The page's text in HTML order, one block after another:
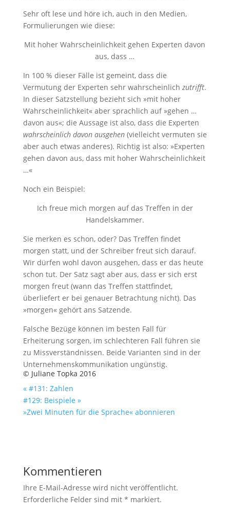
Sehr oft lese und höre ich, auch in den Medien,
Formulierungen wie diese:
Mit hoher Wahrscheinlichkeit gehen Experten davon
aus, dass …
In 100 % dieser Fälle ist gemeint, dass die
Vermutung der Experten sehr wahrscheinlich zutrifft.
In dieser Satzstellung bezieht sich »mit hoher
Wahrscheinlichkeit« aber sprachlich auf »gehen …
davon aus«; die Aussage ist also, dass die Experten
wahrscheinlich davon ausgehen(vielleicht vermuten sie
aber auch etwas anderes). Richtig ist also: »Experten
gehen davon aus, dass mit hoher Wahrscheinlichkeit
…«
Noch ein Beispiel:
Ich freue mich morgen auf das Treffen in der
Handelskammer.
Sie merken es schon, oder? Das Treffen findet
morgen statt, und der Schreiber freut sich darauf.
Wir dürfen wohl davon ausgehen, dass er das heute
schon tut. Der Satz sagt aber aus, dass er sich erst
morgen freut (wann das Treffen stattfindet,
überliefert er bei genauer Betrachtung nicht). Das
»morgen« gehört ans Satzende.
Falsche Bezüge können im besten Fall für
Erheiterung sorgen, im schlechteren Fall führen sie
zu Missverständnissen. Beide Varianten sind in der
Unternehmenskommunikation ungünstig.
© Juliane Topka 2016
« #131: Zahlen
#129: Beispiele »
»Zwei Minuten für die Sprache« abonnieren
Kommentieren
Ihre E-Mail-Adresse wird nicht veröffentlicht.
Erforderliche Felder sind mit * markiert.